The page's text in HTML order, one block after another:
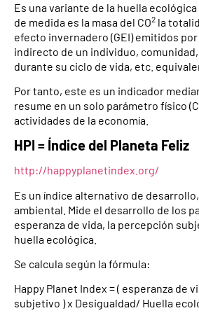
Es una variante de la huella
de medida es la masa del CO2 la
efecto invernadero (GEI) emitidos
indirecto de un individuo,
durante su ciclo de vida, etc.
Por tanto, este es un indicador
resume en un solo parámetro físico
actividades de la economía.
HPI = Índice del Planeta Feliz
http://happyplanetindex.org/
Es un índice alternativo de
ambiental. Mide el desarrollo de los
esperanza de vida, la percepción
huella ecológica.
Se calcula según la fórmula:
Happy Planet Index = ( esperanza de
subjetivo ) x Desigualdad/ Huella